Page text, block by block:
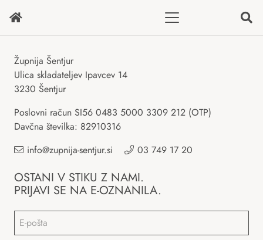
Župnija Šentjur
Ulica skladateljev Ipavcev 14
3230 Šentjur
Poslovni račun SI56 0483 5000 3309 212 (OTP)
Davčna številka: 82910316
info@zupnija-sentjur.si
03 749 17 20
OSTANI V STIKU Z NAMI.
PRIJAVI SE NA E-OZNANILA.
Email